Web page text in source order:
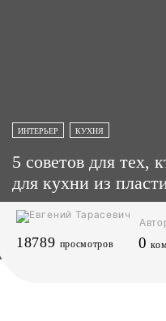
ИНТЕРЬЕР КУХНЯ
5 советов для тех,
для кухни из
18789 просмотров 0